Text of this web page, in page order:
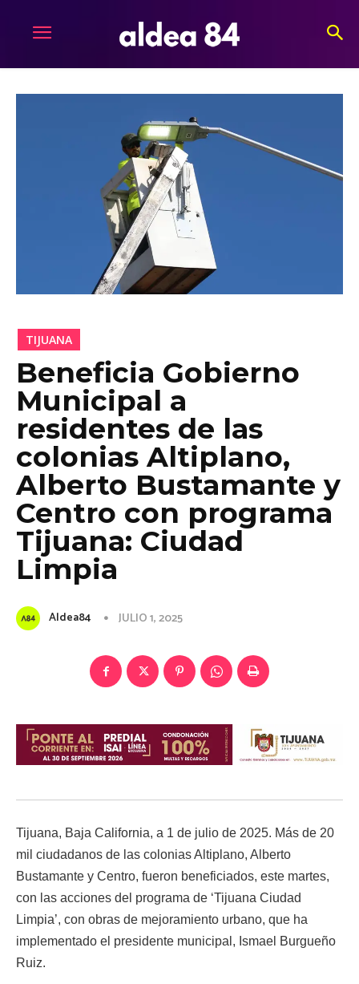
TIJUANA
Beneficia Gobierno
Municipal a
residentes de las
colonias Altiplano,
Alberto Bustamante y
Centro con programa
Tijuana: Ciudad
Limpia
Aldea84 JULIO 1, 2025
Tijuana, Baja California, a 1 de julio de 2025. Más de 20
mil ciudadanos de las colonias Altiplano, Alberto
Bustamante y Centro, fueron beneficiados, este martes,
con las acciones del programa de ‘Tijuana Ciudad
Limpia’, con obras de mejoramiento urbano, que ha
implementado el presidente municipal, Ismael Burgueño
Ruiz.